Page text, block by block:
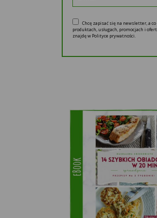
Chcę zapisać się na newsletter, a
produktach, usługach, promocjach i
znajdę w Polityce prywatności.